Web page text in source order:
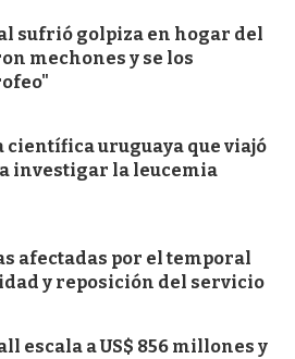
sufrió golpiza en hogar del
mechones y se los
científica uruguaya que viajó
investigar la leucemia
afectadas por el temporal
y reposición del servicio
escala a US$ 856 millones y